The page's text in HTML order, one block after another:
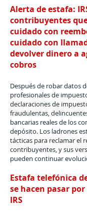
Alerta de estafa:
contribuyentes
cuidado con
cuidado con
devolver dinero a
cobros
Después de robar datos
profesionales de
declaraciones de
fraudulentas,
bancarias reales de los
depósito. Los ladrones
tácticas para reclamar el
contribuyentes, y sus
pueden continuar
Estafa telefónica
se hacen pasar
IRS